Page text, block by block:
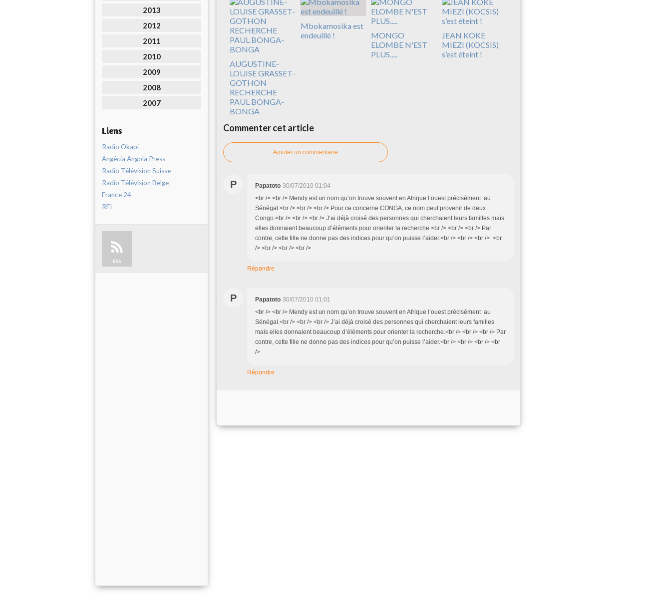
2013
2012
2011
2010
2009
2008
2007
Liens
Radio Okapi
Angêcia Angola Press
Radio Télévision Suisse
Radio Télévision Belge
France 24
RFI
RSS
AUGUSTINE-
LOUISE GRASSET-
GOTHON
RECHERCHE
PAUL BONGA-
BONGA
Mbokamosika est
endeuillé !
MONGO
ELOMBE N'EST
PLUS.....
JEAN KOKE
MIEZI (KOCSIS)
s’est éteint !
Commenter cet article
Ajouter un commentaire
P Papatoto 30/07/2010 01:04
<br /> <br /> Mendy est un nom qu’on trouve souvent en Afrique l’ouest précisément au
Sénégal.<br /> <br /> <br /> Pour ce concerne CONGA, ce nom peut provenir de deux
Congo.<br /> <br /> <br /> J’ai déjà croisé des personnes qui cherchaient leurs familles mais
elles donnaient beaucoup d’éléments pour orienter la recherche.<br /> <br /> <br /> Par
contre, cette fille ne donne pas des indices pour qu’on puisse l’aider.<br /> <br /> <br /> <br
/> <br /> <br /> <br />
Répondre
P Papatoto 30/07/2010 01:01
<br /> <br /> Mendy est un nom qu’on trouve souvent en Afrique l’ouest précisément au
Sénégal.<br /> <br /> <br /> J’ai déjà croisé des personnes qui cherchaient leurs familles
mais elles donnaient beaucoup d’éléments pour orienter la recherche.<br /> <br /> <br /> Par
contre, cette fille ne donne pas des indices pour qu’on puisse l’aider.<br /> <br /> <br /> <br
/>
Répondre